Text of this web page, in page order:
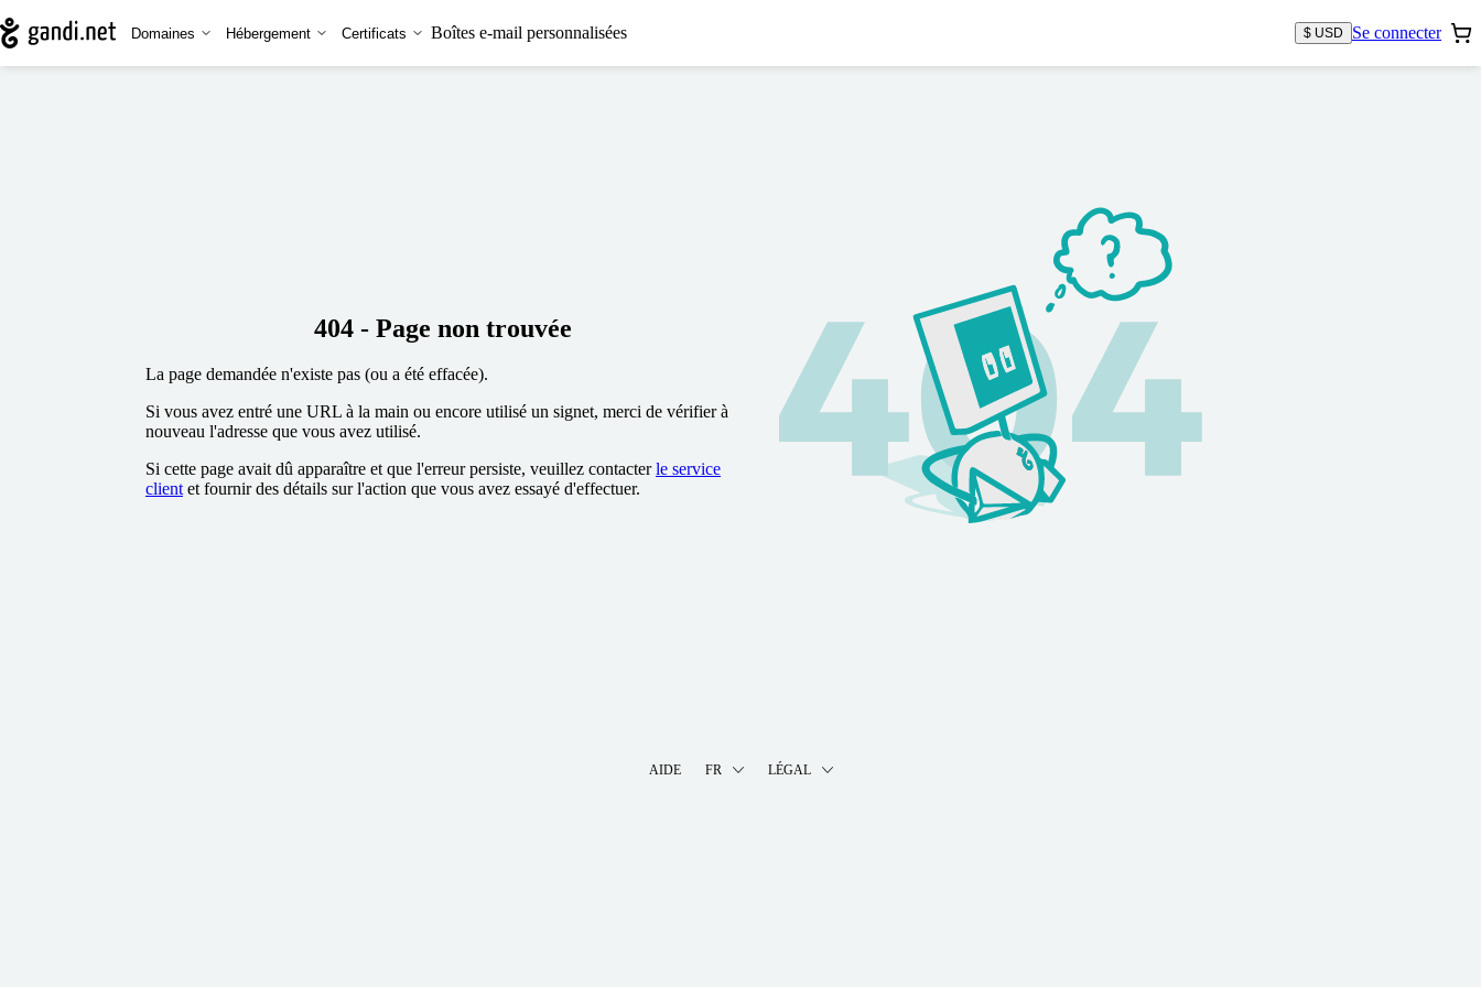
Domaines Hébergement Certificats Boîtes e-mail personnalisées $ USD Se connecter
404 - Page non trouvée
La page demandée n'existe pas (ou a été effacée).
Si vous avez entré une URL à la main ou encore utilisé un signet, merci de vérifier à
nouveau l'adresse que vous avez utilisé.
Si cette page avait dû apparaître et que l'erreur persiste, veuillez contacterle service
clientet fournir des détails sur l'action que vous avez essayé d'effectuer.
AIDE FR LÉGAL